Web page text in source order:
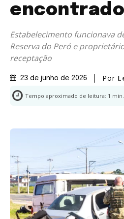
encontrado
Estabelecimento funcionava
Reserva do Peró e
receptação
23 de junho de 2026 Por
Tempo aproximado de leitura: 1 min.